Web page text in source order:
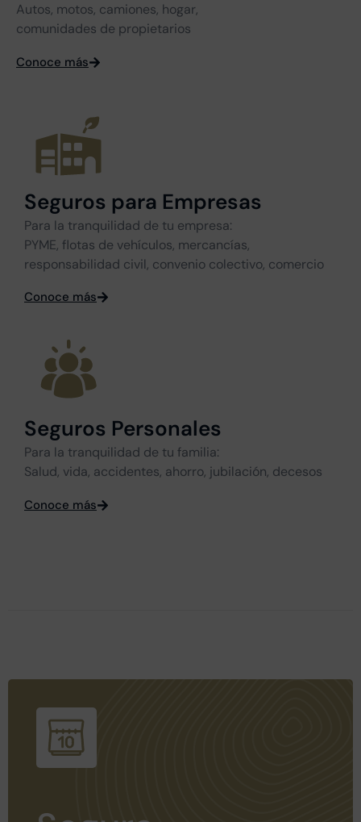
Autos, motos, camiones, hogar,
comunidades de propietarios
Conoce más
Seguros para Empresas
Para la tranquilidad de tu empresa:
PYME, flotas de vehículos, mercancías,
responsabilidad civil, convenio colectivo, comercio
Conoce más
Seguros Personales
Para la tranquilidad de tu familia:
Salud, vida, accidentes, ahorro, jubilación, decesos
Conoce más